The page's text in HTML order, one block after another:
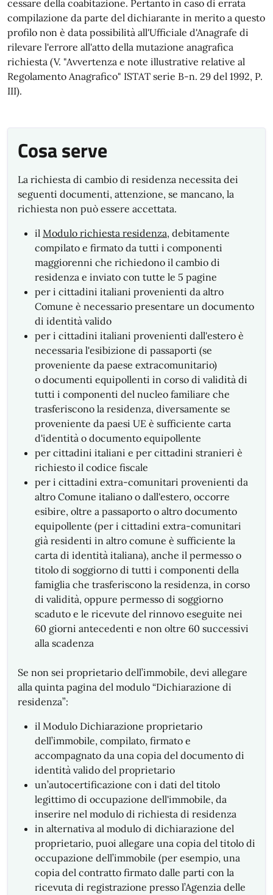
cessare della coabitazione. Pertanto in caso di errata
compilazione da parte del dichiarante in merito a questo
profilo non è data possibilità all'Ufficiale d'Anagrafe di
rilevare l'errore all'atto della mutazione anagrafica
richiesta (V. "Avvertenza e note illustrative relative al
Regolamento Anagrafico" ISTAT serie B-n. 29 del 1992, P.
III).
Cosa serve
La richiesta di cambio di residenza necessita dei
seguenti documenti, attenzione, se mancano, la
richiesta non può essere accettata.
il Modulo richiesta residenza, debitamente
compilato e firmato da tutti i componenti
maggiorenni che richiedono il cambio di
residenza e inviato con tutte le 5 pagine
per i cittadini italiani provenienti da altro
Comune è necessario presentare un documento
di identità valido
per i cittadini italiani provenienti dall'estero è
necessaria l'esibizione di passaporti (se
proveniente da paese extracomunitario)
o documenti equipollenti in corso di validità di
tutti i componenti del nucleo familiare che
trasferiscono la residenza, diversamente se
proveniente da paesi UE è sufficiente carta
d'identità o documento equipollente
per cittadini italiani e per cittadini stranieri è
richiesto il codice fiscale
per i cittadini extra-comunitari provenienti da
altro Comune italiano o dall'estero, occorre
esibire, oltre a passaporto o altro documento
equipollente (per i cittadini extra-comunitari
già residenti in altro comune è sufficiente la
carta di identità italiana), anche il permesso o
titolo di soggiorno di tutti i componenti della
famiglia che trasferiscono la residenza, in corso
di validità, oppure permesso di soggiorno
scaduto e le ricevute del rinnovo eseguite nei
60 giorni antecedenti e non oltre 60 successivi
alla scadenza
Se non sei proprietario dell’immobile, devi allegare
alla quinta pagina del modulo “Dichiarazione di
residenza”:
il Modulo Dichiarazione proprietario
dell’immobile, compilato, firmato e
accompagnato da una copia del documento di
identità valido del proprietario
un’autocertificazione con i dati del titolo
legittimo di occupazione dell'immobile, da
inserire nel modulo di richiesta di residenza
in alternativa al modulo di dichiarazione del
proprietario, puoi allegare una copia del titolo di
occupazione dell’immobile (per esempio, una
copia del contratto firmato dalle parti con la
ricevuta di registrazione presso l’Agenzia delle